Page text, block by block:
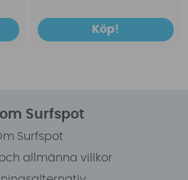
Köp!
Surfspot
Surfspot
allmänna villkor